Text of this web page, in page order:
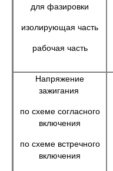
для фазировки
изолирующая часть
рабочая часть
Напряжение
зажигания
по схеме согласного
включения
по схеме встречного
включения